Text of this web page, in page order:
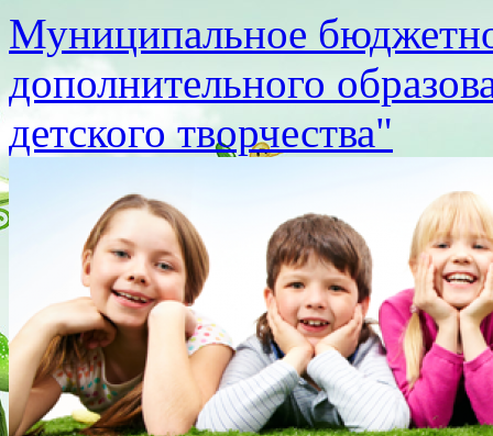
Муниципальное
дополнительного
детского творчества"